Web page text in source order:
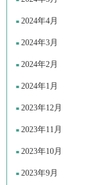
2024年4月
2024年3月
2024年2月
2024年1月
2023年12月
2023年11月
2023年10月
2023年9月